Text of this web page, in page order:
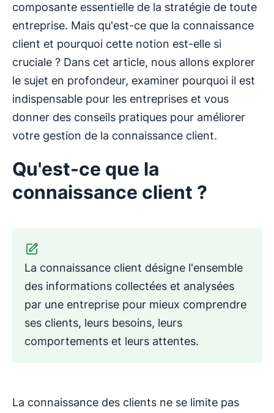
composante essentielle de la stratégie de toute
entreprise. Mais qu'est-ce que la connaissance
client et pourquoi cette notion est-elle si
cruciale ? Dans cet article, nous allons explorer
le sujet en profondeur, examiner pourquoi il est
indispensable pour les entreprises et vous
donner des conseils pratiques pour améliorer
votre gestion de la connaissance client.
Qu'est-ce que la
connaissance client ?
La connaissance client désigne l'ensemble
des informations collectées et analysées
par une entreprise pour mieux comprendre
ses clients, leurs besoins, leurs
comportements et leurs attentes.
La connaissance des clients ne se limite pas